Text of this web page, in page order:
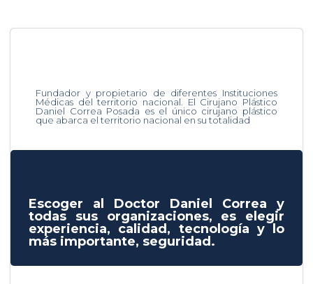
Fundador y propietario de diferentes Instituciones
Médicas del territorio nacional. El Cirujano Plástico
Daniel Correa Posada es el único cirujano plástico
que abarca el territorio nacional en su totalidad
Escoger al Doctor Daniel Correa y
todas sus organizaciones, es elegir
experiencia, calidad, tecnología y lo
más importante, seguridad.